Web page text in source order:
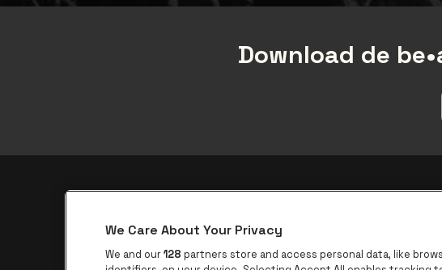
Download de
be•at app
be•at Corporate
We Care About Your Privacy
We and our128 partners store and access personal data, like